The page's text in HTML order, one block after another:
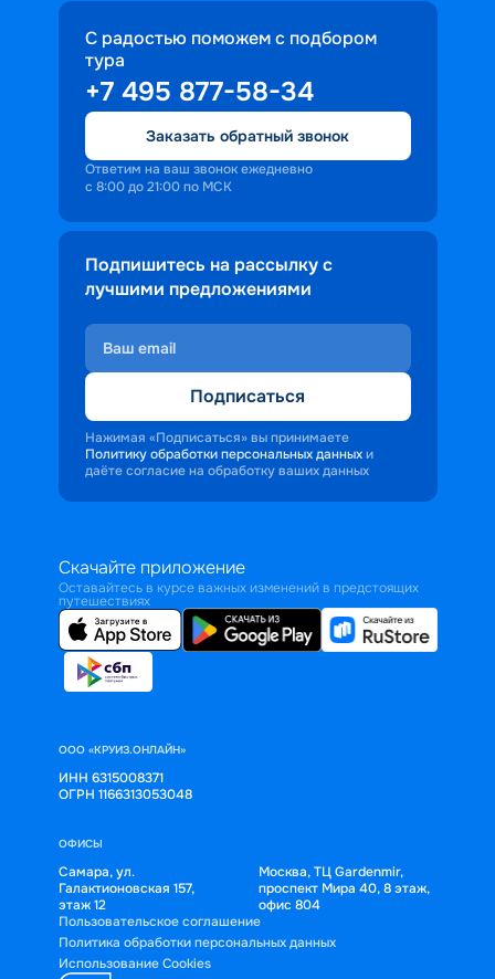
С радостью поможем с подбором
тура
+7 495 877-58-34
Заказать обратный звонок
Ответим на ваш звонок ежедневно
с 8:00 до 21:00 по МСК
Подпишитесь на рассылку с
лучшими предложениями
Подписаться
Нажимая «Подписаться» вы принимаете
Политику обработки персональных данных и
даёте согласие на обработку ваших данных
Скачайте приложение
Оставайтесь в курсе важных изменений в предстоящих
путешествиях
ООО «КРУИЗ.ОНЛАЙН»
ИНН 6315008371
ОГРН 1166313053048
ОФИСЫ
Самара, ул.
Галактионовская 157,
этаж 12
Москва, ТЦ Gardenmir,
проспект Мира 40, 8 этаж,
офис 804
Пользовательское соглашение
Политика обработки персональных данных
Использование Cookies